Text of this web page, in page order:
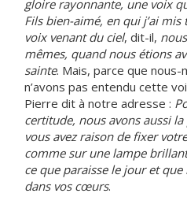
gloire rayonnante, une voix
Fils bien-aimé, en qui j’ai
voix venant du ciel, dit-il,
mêmes, quand nous étions
sainte. Mais, parce que
n’avons pas entendu cette
Pierre dit à notre adresse :
certitude, nous avons aussi
vous avez raison de fixer
comme sur une lampe
ce que paraisse le jour et que
dans vos cœurs.